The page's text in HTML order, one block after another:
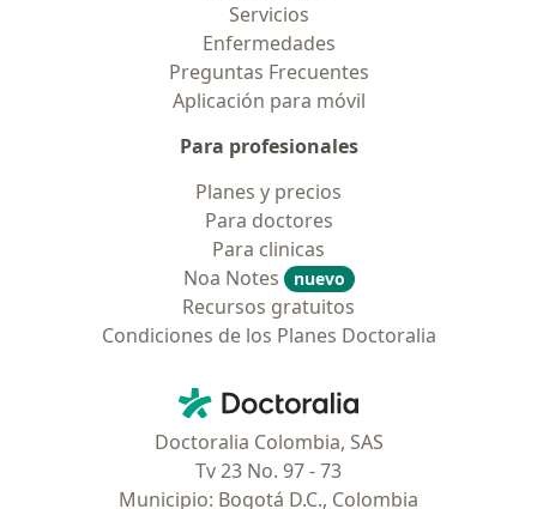
Servicios
Enfermedades
Preguntas Frecuentes
Aplicación para móvil
Para profesionales
Planes y precios
Para doctores
Para clinicas
Noa Notes
nuevo
Recursos gratuitos
Condiciones de los Planes Doctoralia
Doctoralia - Página de inicio
Doctoralia Colombia, SAS
Tv 23 No. 97 - 73
Municipio: Bogotá D.C., Colombia